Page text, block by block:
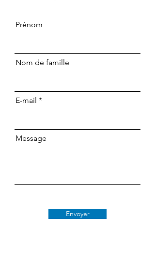
Prénom
Nom de famille
E-mail
Message
Envoyer